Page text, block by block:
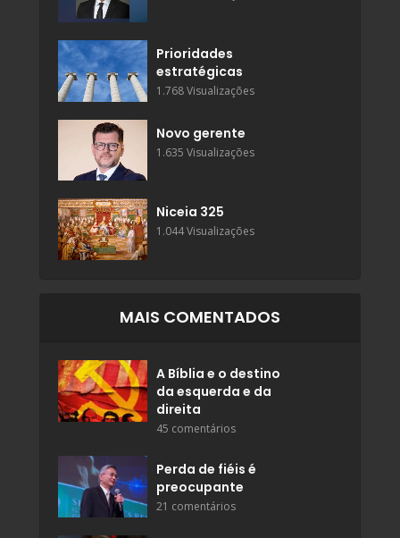
Prioridades
estratégicas
1.768 Visualizações
Novo gerente
1.635 Visualizações
Niceia 325
1.044 Visualizações
MAIS COMENTADOS
A Bíblia e o destino
da esquerda e da
direita
45 comentários
Perda de fiéis é
preocupante
21 comentários